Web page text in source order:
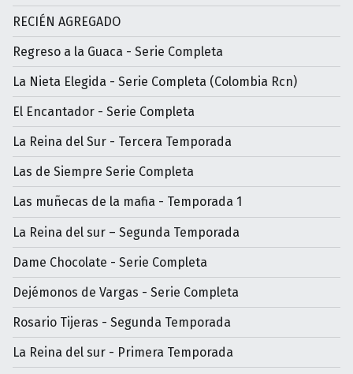
RECIÉN AGREGADO
Regreso a la Guaca - Serie Completa
La Nieta Elegida - Serie Completa (Colombia Rcn)
El Encantador - Serie Completa
La Reina del Sur - Tercera Temporada
Las de Siempre Serie Completa
Las muñecas de la mafia - Temporada 1
La Reina del sur – Segunda Temporada
Dame Chocolate - Serie Completa
Dejémonos de Vargas - Serie Completa
Rosario Tijeras - Segunda Temporada
La Reina del sur - Primera Temporada